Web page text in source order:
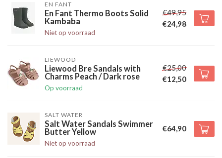
EN FANT
En Fant Thermo Boots Solid
Kambaba
Niet op voorraad
€49,95
€24,98
LIEWOOD
Liewood Bre Sandals with
Charms Peach / Dark rose
Op voorraad
€25,00
€12,50
SALT WATER
Salt Water Sandals Swimmer
Butter Yellow
Niet op voorraad
€64,90